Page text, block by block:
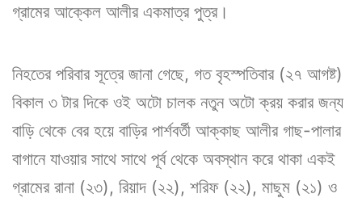
গ্রামের আক্কেল আলীর একমাত্র পুত্র।
নিহতের পরিবার সূত্রে জানা গেছে, গত বৃহস্পতিবার (২৭ আগষ্ট)
বিকাল ৩ টার দিকে ওই অটো চালক নতুন অটো ক্রয় করার জন্য
বাড়ি থেকে বের হয়ে বাড়ির পার্শবর্তী আক্কাছ আলীর গাছ-পালার
বাগানে যাওয়ার সাথে সাথে পূর্ব থেকে অবস্থান করে থাকা একই
গ্রামের রানা (২৩), রিয়াদ (২২), শরিফ (২২), মাছুম (২১) ও